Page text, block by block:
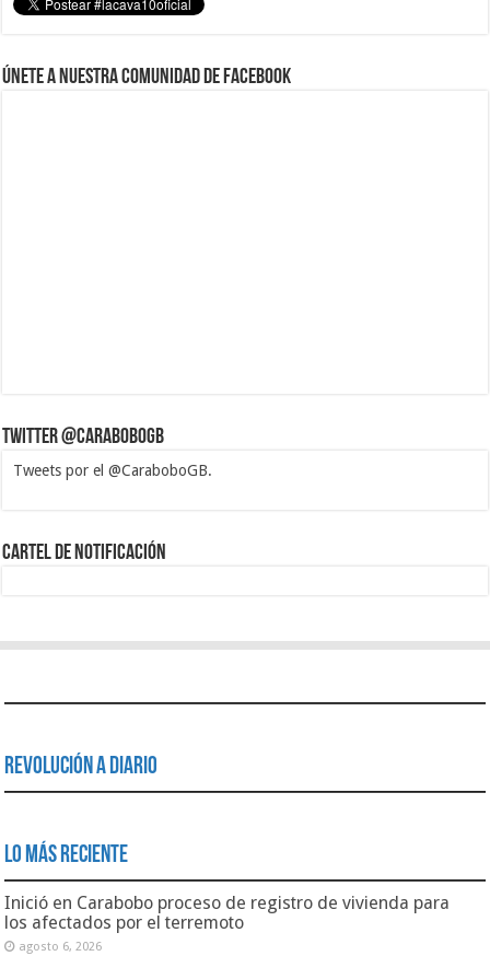
Únete a nuestra comunidad de Facebook
Twitter @CaraboboGB
Tweets por el @CaraboboGB.
Cartel de Notificación
Revolución a Diario
Lo Más Reciente
Inició en Carabobo proceso de registro de vivienda para
los afectados por el terremoto
agosto 6, 2026